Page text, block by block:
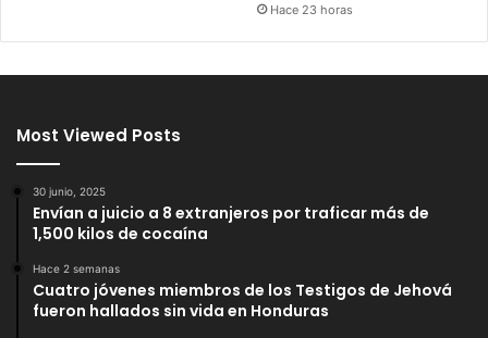
Hace 23 horas
Most Viewed Posts
30 junio, 2025
Envían a juicio a 8 extranjeros por traficar más de
1,500 kilos de cocaína
Hace 2 semanas
Cuatro jóvenes miembros de los Testigos de Jehová
fueron hallados sin vida en Honduras